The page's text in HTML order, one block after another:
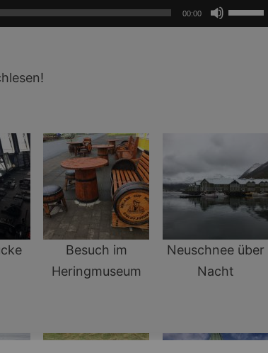
00:00
Hoch/
Besuch im
Heringmuseum
Neuschnee über
Nacht